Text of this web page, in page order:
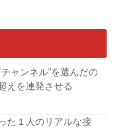
ャンネル”を選んだの
えを連発させる
た１人のリアルな接